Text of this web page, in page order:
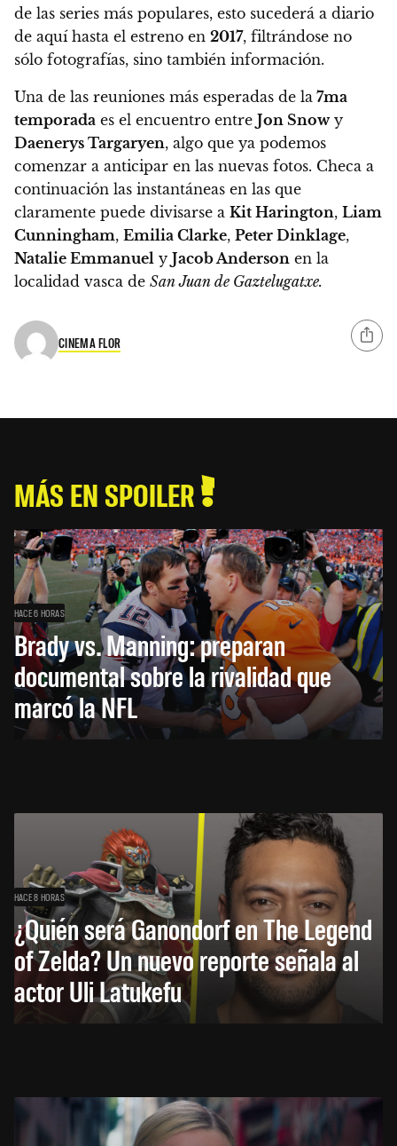
de las series más populares, esto sucederá a diario
de aquí hasta el estreno en 2017, filtrándose no
sólo fotografías, sino también información.
Una de las reuniones más esperadas de la 7ma
temporada es el encuentro entre Jon Snowy
Daenerys Targaryen, algo que ya podemos
comenzar a anticipar en las nuevas fotos. Checa a
continuación las instantáneas en las que
claramente puede divisarse a Kit Harington, Liam
Cunningham, Emilia Clarke, Peter Dinklage,
Natalie Emmanuel y Jacob Anderson en la
localidad vasca de San Juan de Gaztelugatxe.
CINEMA FLOR
MÁS EN SPOILER
HACE 6 HORAS
Brady vs. Manning: preparan
documental sobre la rivalidad que
marcó la NFL
HACE 8 HORAS
¿Quién será Ganondorf en The Legend
of Zelda? Un nuevo reporte señala al
actor Uli Latukefu